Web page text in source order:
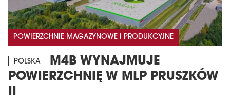
POWIERZCHNIE MAGAZYNOWE I PRODUKCYJNE
POLSKA
M4B WYNAJMUJE
POWIERZCHNIĘ W MLP PRUSZKÓW
II